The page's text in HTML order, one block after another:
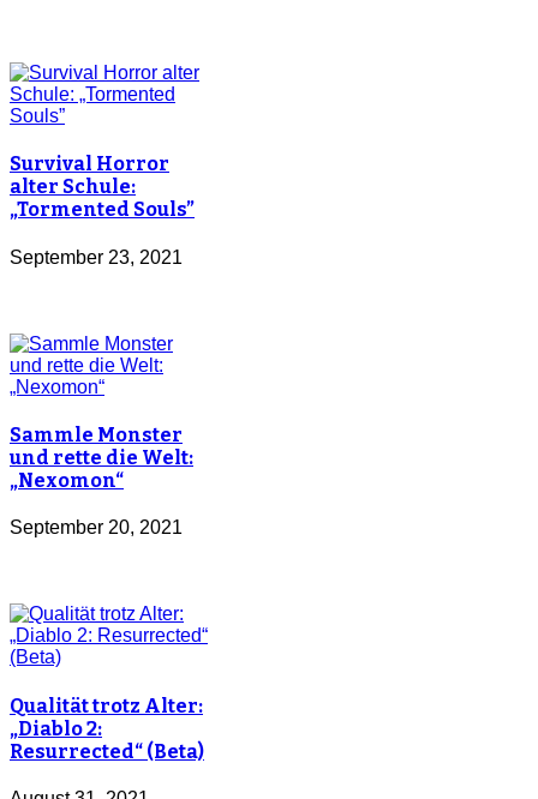
Survival Horror
alter Schule:
„Tormented Souls”
September 23, 2021
Sammle Monster
und rette die Welt:
„Nexomon“
September 20, 2021
Qualität trotz Alter:
„Diablo 2:
Resurrected“ (Beta)